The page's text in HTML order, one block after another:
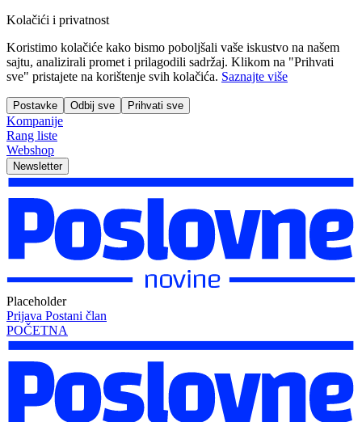
Kolačići i privatnost
Koristimo kolačiće kako bismo poboljšali vaše iskustvo na našem
sajtu, analizirali promet i prilagodili sadržaj. Klikom na "Prihvati
sve" pristajete na korištenje svih kolačića. Saznajte više
Postavke Odbij sve Prihvati sve
Kompanije
Rang liste
Webshop
Newsletter
Placeholder
Prijava Postani član
POČETNA